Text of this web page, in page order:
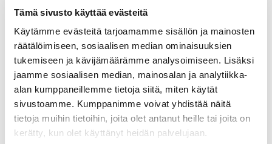
Tämä sivusto käyttää evästeitä
Käytämme evästeitä tarjoamamme sisällön ja mainosten
räätälöimiseen, sosiaalisen median ominaisuuksien
tukemiseen ja kävijämäärämme analysoimiseen. Lisäksi
jaamme sosiaalisen median, mainosalan ja analytiikka-
alan kumppaneillemme tietoja siitä, miten käytät
sivustoamme. Kumppanimme voivat yhdistää näitä
tietoja muihin tietoihin, joita olet antanut heille tai joita on
kerätty, kun olet käyttänyt heidän palvelujaan.
ALESSI THE TENDING BOX, COCKTAIL-SIIVIL
Ä, TERÄS
Alessin The Tending Box -sarjaan kuuluva Cocktail-siivilä
on käytännöllinen ja tyylikäs väline drinkkien